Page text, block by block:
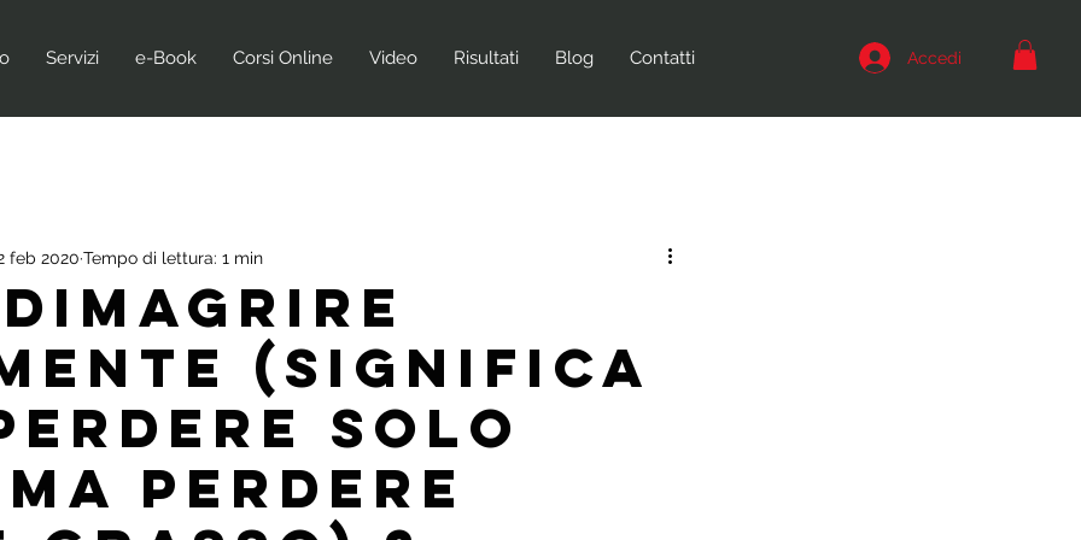
Servizi e-Book Corsi Online Video Risultati Blog Contatti Accedi
(significa
perdere solo
perdere
feb 2020 Tempo di lettura: 1 min